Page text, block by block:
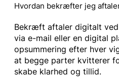
Hvordan bekræfter jeg
Bekræft aftaler digitalt
via e-mail eller en digital
opsummering efter hver
at begge parter kvitterer
skabe klarhed og tillid.